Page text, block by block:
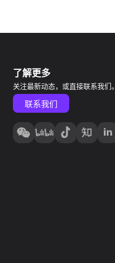
了解更多
关注最新动态，或直接联系我们。
联系我们